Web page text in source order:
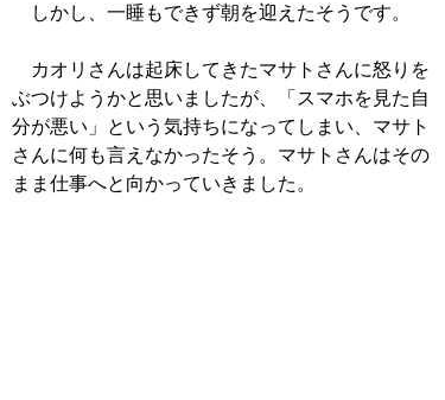
しかし、一睡もできず朝を迎えたそうです。
カオリさんは起床してきたマサトさんに怒りを
ぶつけようかと思いましたが、「スマホを見た自
分が悪い」という気持ちになってしまい、マサト
さんに何も言えなかったそう。マサトさんはその
まま仕事へと向かっていきました。